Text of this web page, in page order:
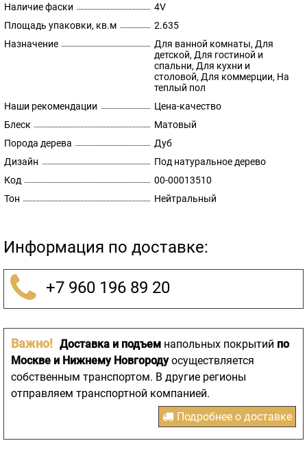
Наличие фаски
4V
Площадь упаковки, кв.м
2.635
Назначение
Для ванной комнаты, Для
детской, Для гостиной и
спальни, Для кухни и
столовой, Для коммерции, На
теплый пол
Наши рекомендации
Цена-качество
Блеск
Матовый
Порода дерева
Дуб
Дизайн
Под натуральное дерево
Код
00-00013510
Тон
Нейтральный
Информация по доставке:
+7 960 196 89 20
Важно! Доставка и подъем напольных покрытий по
Москве и Нижнему Новгородуосуществляется
собственным транспортом. В другие регионы
отправляем транспортной компанией.
Подробнее о доставке